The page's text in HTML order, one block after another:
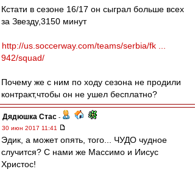
Кстати в сезоне 16/17 он сыграл больше всех
за Звезду,3150 минут
http://us.soccerway.com/teams/serbia/fk ...
942/squad/
Почему же с ним по ходу сезона не продили
контракт,чтобы он не ушел бесплатно?
Дядюшка Стас -
30 июн 2017 11:41
Эдик, а может опять, того... ЧУДО чудное
случится? С нами же Массимо и Иисус
Христос!